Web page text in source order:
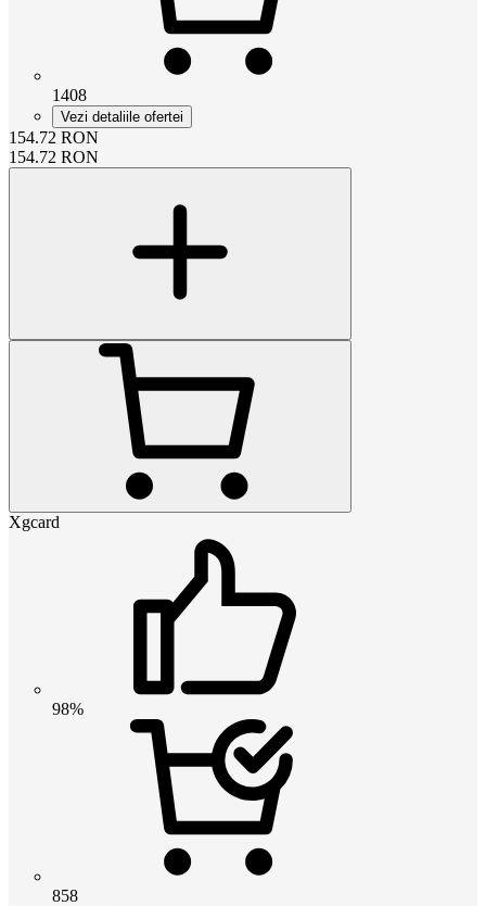
1408
Vezi detaliile ofertei
154.72 RON
154.72 RON
Xgcard
98%
858